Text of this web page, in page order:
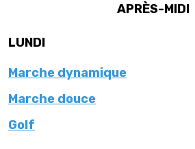
APRÈS-MIDI
LUNDI
Marche dynamique
Marche douce
Golf